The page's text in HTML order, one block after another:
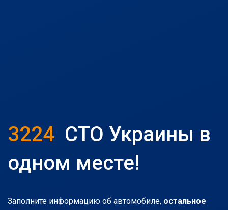
3224 СТО Украины в
одном месте!
Заполните информацию об автомобиле, остальное